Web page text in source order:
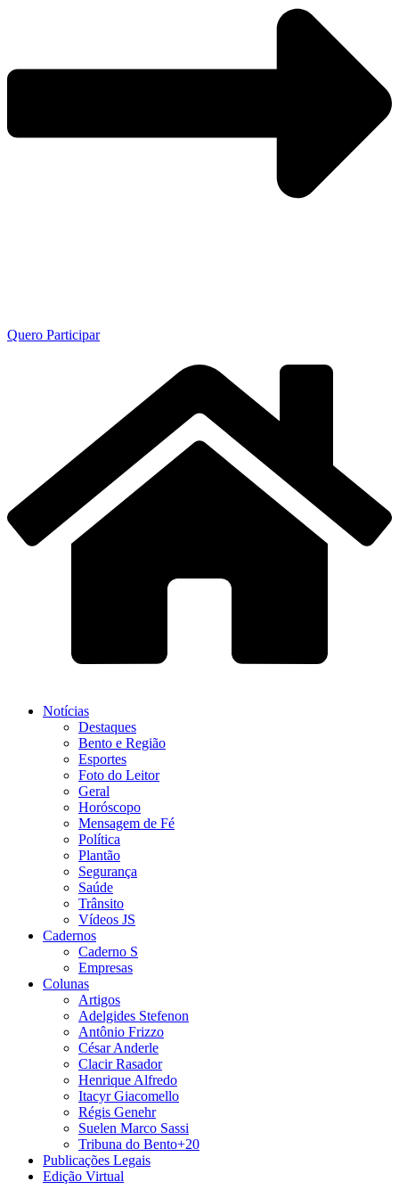
Quero Participar
Notícias
Destaques
Bento e Região
Esportes
Foto do Leitor
Geral
Horóscopo
Mensagem de Fé
Política
Plantão
Segurança
Saúde
Trânsito
Vídeos JS
Cadernos
Caderno S
Empresas
Colunas
Artigos
Adelgides Stefenon
Antônio Frizzo
César Anderle
Clacir Rasador
Henrique Alfredo
Itacyr Giacomello
Régis Genehr
Suelen Marco Sassi
Tribuna do Bento+20
Publicações Legais
Edição Virtual